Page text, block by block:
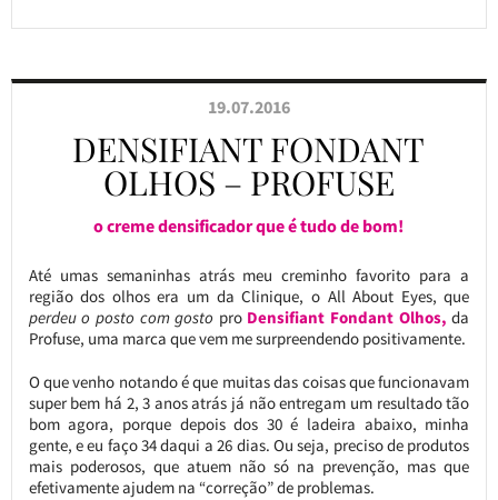
19.07.2016
DENSIFIANT FONDANT
OLHOS – PROFUSE
o creme densificador que é tudo de bom!
Até umas semaninhas atrás meu creminho favorito para a
região dos olhos era um da Clinique, o All About Eyes, que
perdeu o posto com gosto pro Densifiant Fondant Olhos, da
Profuse, uma marca que vem me surpreendendo positivamente.
O que venho notando é que muitas das coisas que funcionavam
super bem há 2, 3 anos atrás já não entregam um resultado tão
bom agora, porque depois dos 30 é ladeira abaixo, minha
gente, e eu faço 34 daqui a 26 dias. Ou seja, preciso de produtos
mais poderosos, que atuem não só na prevenção, mas que
efetivamente ajudem na “correção” de problemas.